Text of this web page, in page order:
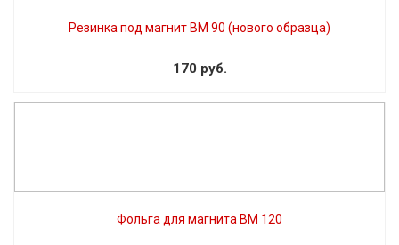
Резинка под магнит BM 90 (нового образца)
170 руб.
Фольга для магнита BM 120